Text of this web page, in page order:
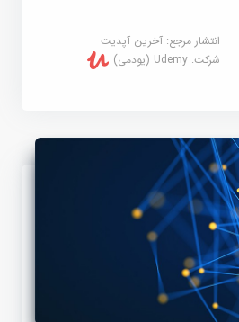
انتشار مرجع:آخرین آپدیت
شرکت:Udemy (یودمی)